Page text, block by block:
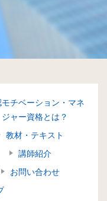
チベーション・マネ
ジャー資格とは？
教材・テキスト
講師紹介
お問い合わせ